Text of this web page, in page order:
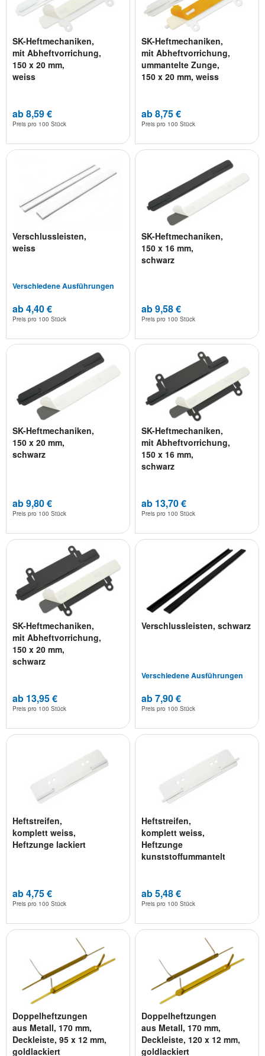
SK-Heftmechaniken,
mit Abheftvorrichung,
150 x 20 mm,
weiss
ab 8,59 €
Preis pro 100 Stück
SK-Heftmechaniken,
mit Abheftvorrichung,
ummantelte Zunge,
150 x 20 mm, weiss
ab 8,75 €
Preis pro 100 Stück
Verschlussleisten,
weiss
Verschiedene Ausführungen
ab 4,40 €
Preis pro 100 Stück
SK-Heftmechaniken,
150 x 16 mm,
schwarz
ab 9,58 €
Preis pro 100 Stück
SK-Heftmechaniken,
150 x 20 mm,
schwarz
ab 9,80 €
Preis pro 100 Stück
SK-Heftmechaniken,
mit Abheftvorrichung,
150 x 16 mm,
schwarz
ab 13,70 €
Preis pro 100 Stück
SK-Heftmechaniken,
mit Abheftvorrichung,
150 x 20 mm,
schwarz
ab 13,95 €
Preis pro 100 Stück
Verschlussleisten, schwarz
Verschiedene Ausführungen
ab 7,90 €
Preis pro 100 Stück
Heftstreifen,
komplett weiss,
Heftzunge lackiert
ab 4,75 €
Preis pro 100 Stück
Heftstreifen,
komplett weiss,
Heftzunge
kunststoffummantelt
ab 5,48 €
Preis pro 100 Stück
Doppelheftzungen
aus Metall, 170 mm,
Deckleiste, 95 x 12 mm,
goldlackiert
Doppelheftzungen
aus Metall, 170 mm,
Deckleiste, 120 x 12 mm,
goldlackiert